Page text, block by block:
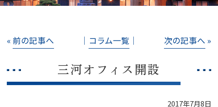
« 前の記事へ │ コラム一覧 │ 次の記事へ »
三河オフィス開設
2017年7月8日